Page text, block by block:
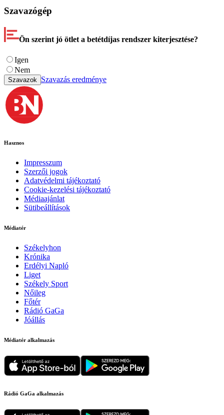
Szavazógép
Ön szerint jó ötlet a betétdíjas rendszer kiterjesztése?
Igen
Nem
Szavazok Szavazás eredménye
Hasznos
Impresszum
Szerzői jogok
Adatvédelmi tájékoztató
Cookie-kezelési tájékoztató
Médiaajánlat
Sütibeállítások
Médiatér
Székelyhon
Krónika
Erdélyi Napló
Liget
Székely Sport
Nőileg
Főtér
Rádió GaGa
Jóállás
Médiatér alkalmazás
Rádió GaGa alkalmazás